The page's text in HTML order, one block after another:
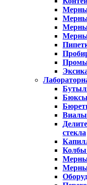
Бюксы
Виалы
стекла
Колбы